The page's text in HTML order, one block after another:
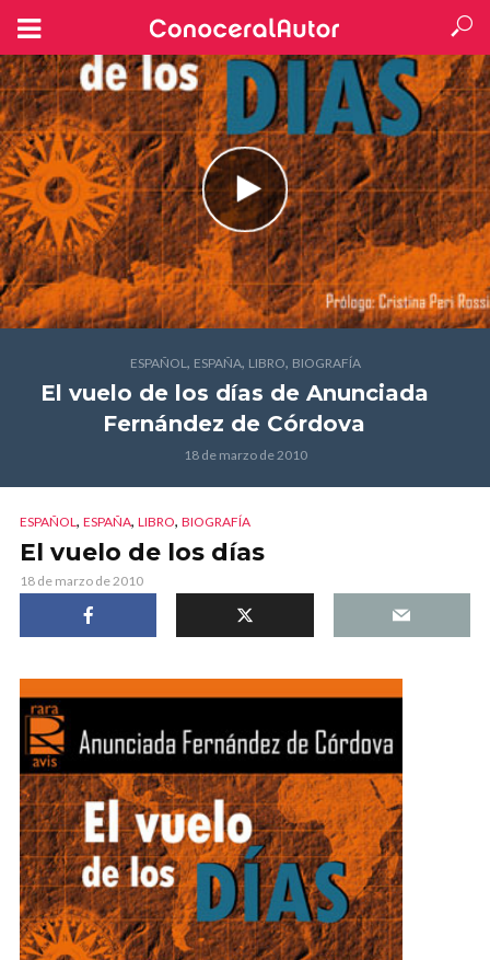
ESPAÑOL, ESPAÑA, LIBRO, BIOGRAFÍA
El vuelo de los días de Anunciada
Fernández de Córdova
18 de marzo de 2010
ESPAÑOL, ESPAÑA, LIBRO, BIOGRAFÍA
El vuelo de los días
18 de marzo de 2010